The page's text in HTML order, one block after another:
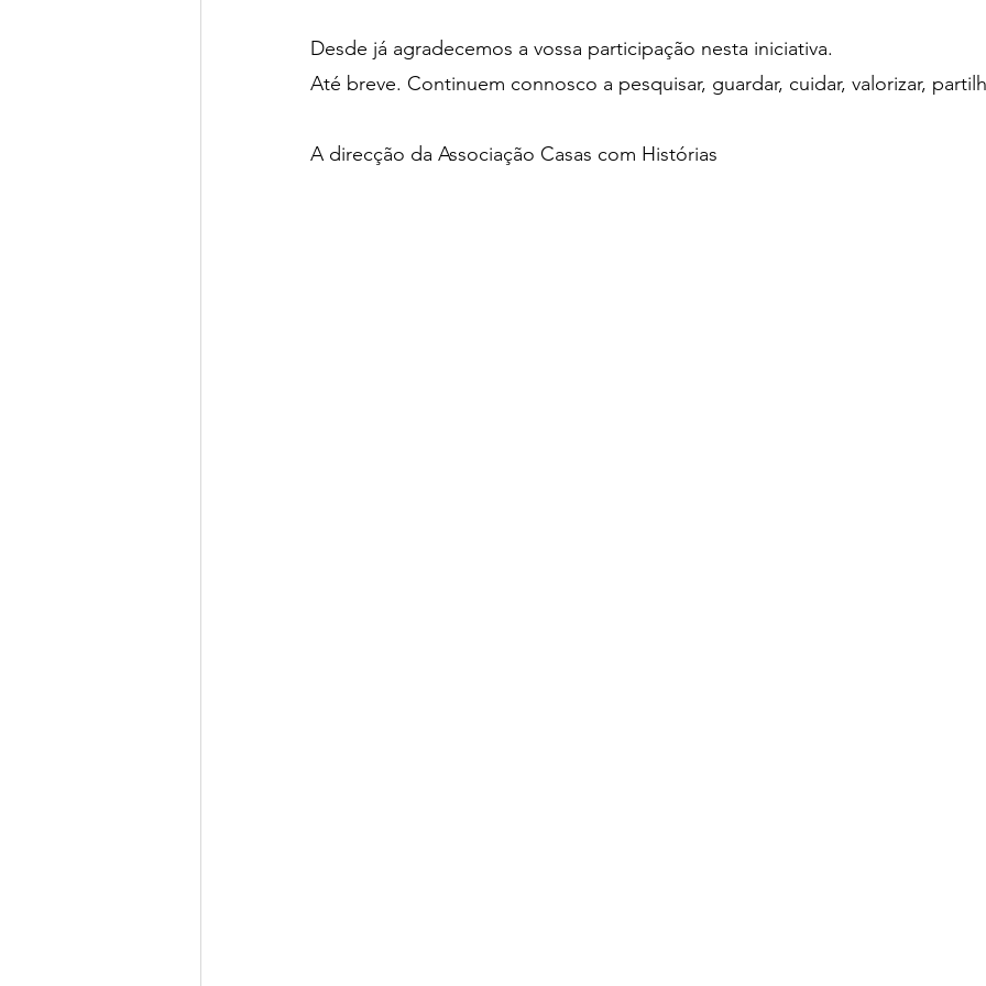
Desde já agradecemos a vossa participação nesta iniciativa.
Até breve. Continuem connosco a pesquisar, guardar, cuidar, valorizar,
A direcção da Associação Casas com Histórias